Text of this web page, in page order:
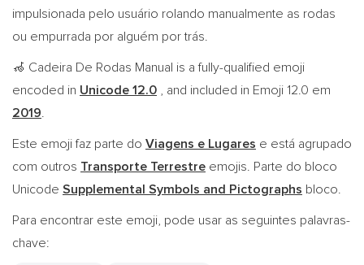
impulsionada pelo usuário rolando manualmente as rodas
ou empurrada por alguém por trás.
🦽 Cadeira De Rodas Manual is a fully-qualified emoji
encoded in Unicode 12.0 , and included in Emoji 12.0 em
2019.
Este emoji faz parte do Viagens e Lugares e está agrupado
com outros Transporte Terrestre emojis. Parte do bloco
Unicode Supplemental Symbols and Pictographs bloco.
Para encontrar este emoji, pode usar as seguintes palavras-
chave: